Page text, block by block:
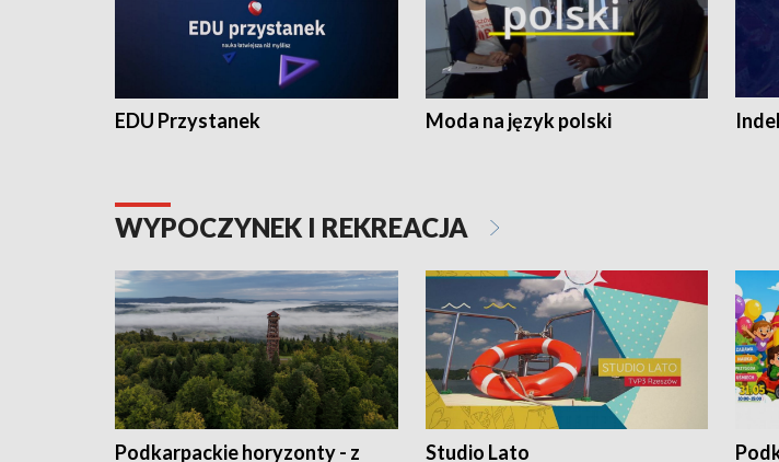
EDU Przystanek Moda na język polski
WYPOCZYNEK I REKREACJA
Podkarpackie horyzonty - z Studio Lato